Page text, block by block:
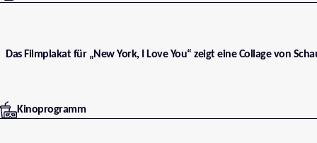
Das Filmplakat für „New York, I Love You“ zeigt eine Collage von
Kinoprogramm